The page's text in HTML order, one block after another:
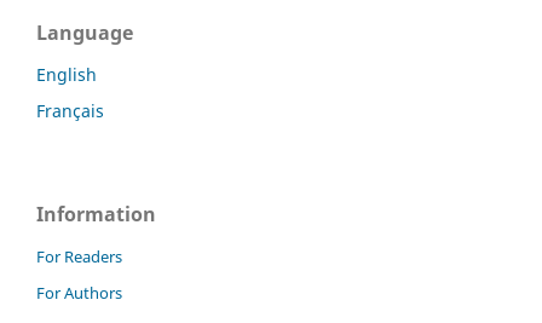
Language
English
Français
Information
For Readers
For Authors